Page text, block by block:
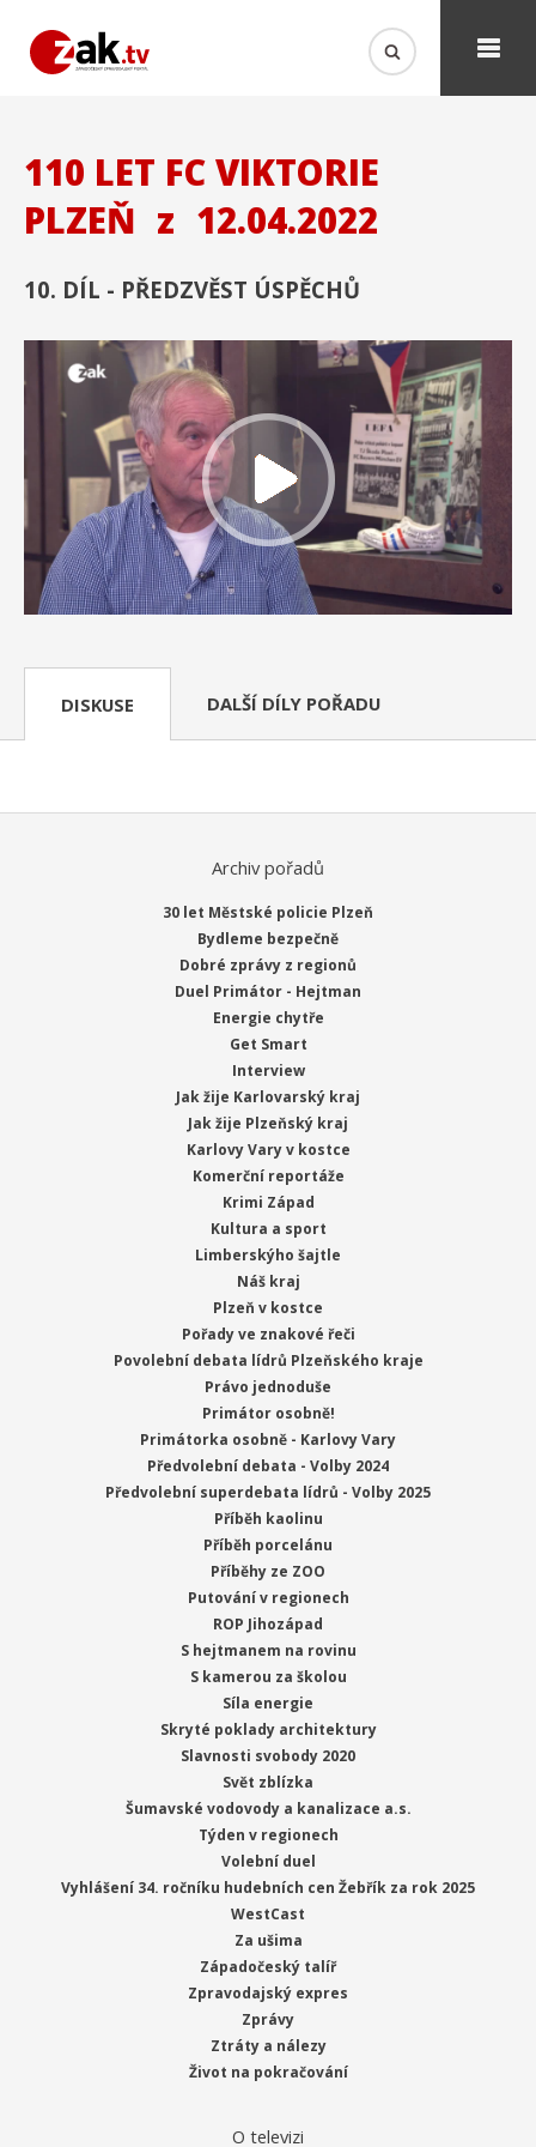
110 LET FC VIKTORIE
PLZEŇ z 12.04.2022
10. DÍL - PŘEDZVĚST ÚSPĚCHŮ
DISKUSE DALŠÍ DÍLY POŘADU
Archiv pořadů
30 let Městské policie Plzeň
Bydleme bezpečně
Dobré zprávy z regionů
Duel Primátor - Hejtman
Energie chytře
Get Smart
Interview
Jak žije Karlovarský kraj
Jak žije Plzeňský kraj
Karlovy Vary v kostce
Komerční reportáže
Krimi Západ
Kultura a sport
Limberskýho šajtle
Náš kraj
Plzeň v kostce
Pořady ve znakové řeči
Povolební debata lídrů Plzeňského kraje
Právo jednoduše
Primátor osobně!
Primátorka osobně - Karlovy Vary
Předvolební debata - Volby 2024
Předvolební superdebata lídrů - Volby 2025
Příběh kaolinu
Příběh porcelánu
Příběhy ze ZOO
Putování v regionech
ROP Jihozápad
S hejtmanem na rovinu
S kamerou za školou
Síla energie
Skryté poklady architektury
Slavnosti svobody 2020
Svět zblízka
Šumavské vodovody a kanalizace a.s.
Týden v regionech
Volební duel
Vyhlášení 34. ročníku hudebních cen Žebřík za rok 2025
WestCast
Za ušima
Západočeský talíř
Zpravodajský expres
Zprávy
Ztráty a nálezy
Život na pokračování
O televizi